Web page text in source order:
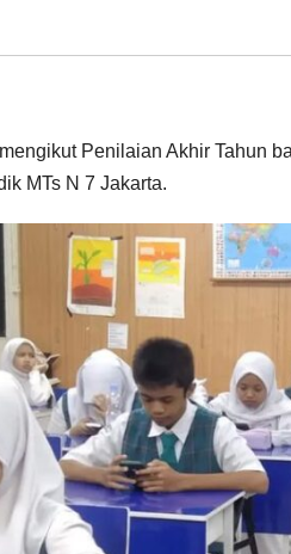
Penilaian Akhir Tahun
MTs N 7 Jakarta.